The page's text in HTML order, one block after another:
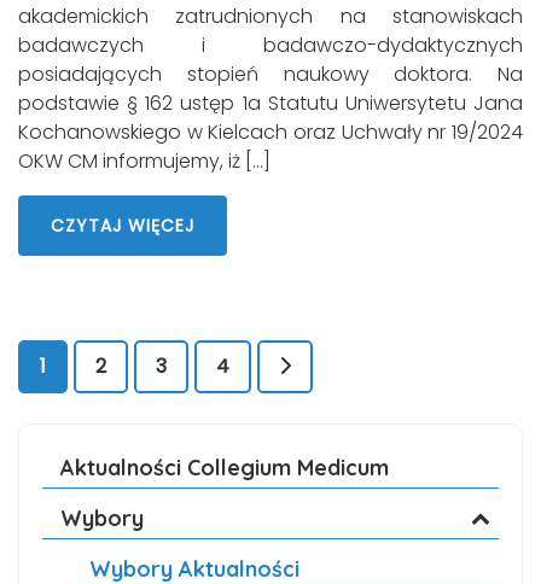
akademickich zatrudnionych na stanowiskach
badawczych i badawczo-dydaktycznych
posiadających stopień naukowy doktora. Na
podstawie § 162 ustęp 1a Statutu Uniwersytetu Jana
Kochanowskiego w Kielcach oraz Uchwały nr 19/2024
OKW CM informujemy, iż […]
CZYTAJ WIĘCEJ
1 2 3 4
Aktualności Collegium Medicum
Wybory
Wybory Aktualności